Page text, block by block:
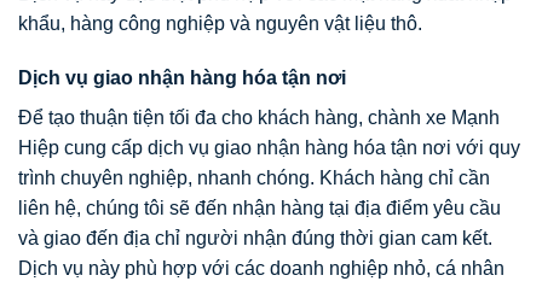
khẩu, hàng công nghiệp và nguyên vật liệu thô.
Dịch vụ giao nhận hàng hóa tận nơi
Để tạo thuận tiện tối đa cho khách hàng, chành xe Mạnh
Hiệp cung cấp dịch vụ giao nhận hàng hóa tận nơi với quy
trình chuyên nghiệp, nhanh chóng. Khách hàng chỉ cần
liên hệ, chúng tôi sẽ đến nhận hàng tại địa điểm yêu cầu
và giao đến địa chỉ người nhận đúng thời gian cam kết.
Dịch vụ này phù hợp với các doanh nghiệp nhỏ, cá nhân